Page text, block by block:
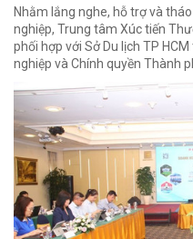
Nhằm lắng nghe, hỗ trợ và
nghiệp, Trung tâm Xúc tiến
phối hợp với Sở Du lịch TP
nghiệp và Chính quyền Thành